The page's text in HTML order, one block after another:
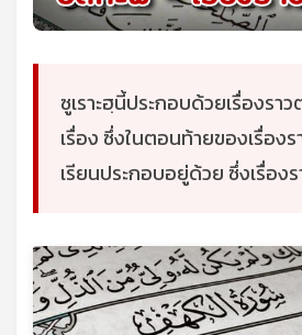
ซูเราะฮฺนี้ประกอบด้วยเรื่องรา
เรื่อง ซึ่งในตอนท้ายของเรื่อง
เรียนประกอบอยู่ด้วย ซึ่งเรื่อง